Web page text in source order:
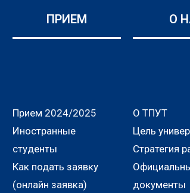
ПРИЕМ О
Прием 2024/2025
Иностранные
студенты
Как подать заявку
(онлайн заявка)
О ТПУТ
Цель
Стратегия
документы